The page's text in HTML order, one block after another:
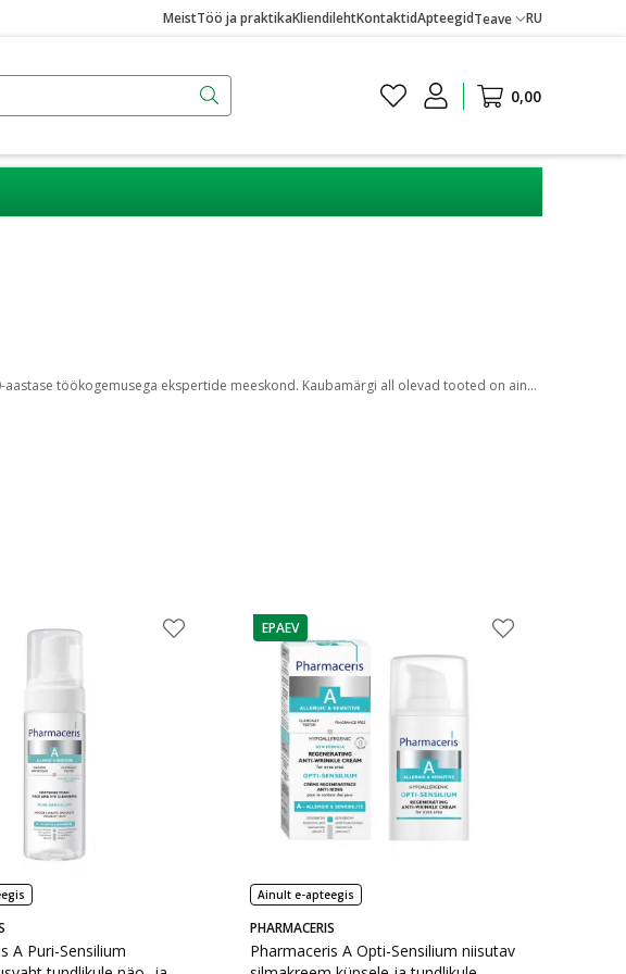
MeistTöö ja praktikaKliendilehtKontaktidApteegidTeave RU
0,00
all olevad tooted on ainulaadsed ja omavad suurt konkurentsieelist, kuna mitmed valemid on patenteeritud ja nende
A Puri-Sensilium
nõuanne
EPAEV
Ainult e-apteegis
PHARMACERIS
Pharmaceris A Opti-Sensilium niisutav